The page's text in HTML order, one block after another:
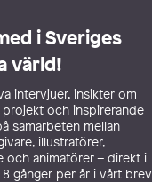
i Sveriges
värld!
intervjuer, insikter om
projekt och inspirerande
samarbeten mellan
illustratörer,
och animatörer – direkt i
gånger per år i vårt brev